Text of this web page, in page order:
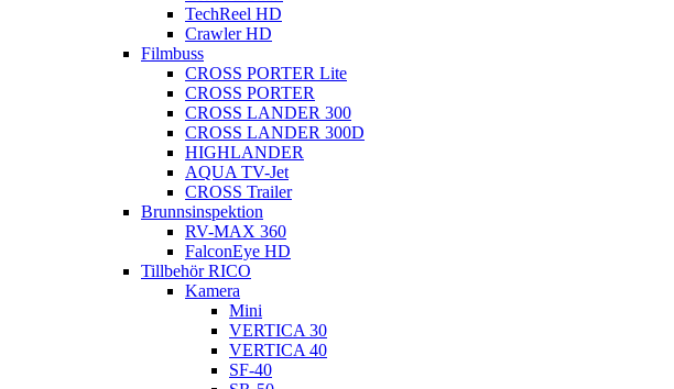
TechReel HD
Crawler HD
Filmbuss
CROSS PORTER Lite
CROSS PORTER
CROSS LANDER 300
CROSS LANDER 300D
HIGHLANDER
AQUA TV-Jet
CROSS Trailer
Brunnsinspektion
RV-MAX 360
FalconEye HD
Tillbehör RICO
Kamera
Mini
VERTICA 30
VERTICA 40
SF-40